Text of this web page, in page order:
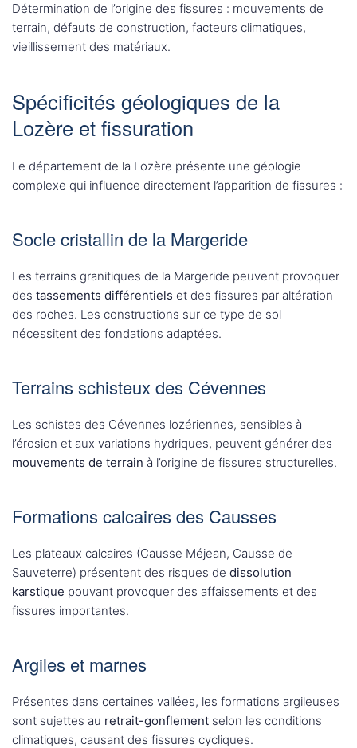
Détermination de l’origine des fissures : mouvements de
terrain, défauts de construction, facteurs climatiques,
vieillissement des matériaux.
Spécificités géologiques de la
Lozère et fissuration
Le département de la Lozère présente une géologie
complexe qui influence directement l’apparition de fissures :
Socle cristallin de la Margeride
Les terrains granitiques de la Margeride peuvent provoquer
des tassements différentiels et des fissures par altération
des roches. Les constructions sur ce type de sol
nécessitent des fondations adaptées.
Terrains schisteux des Cévennes
Les schistes des Cévennes lozériennes, sensibles à
l’érosion et aux variations hydriques, peuvent générer des
mouvements de terrain à l’origine de fissures structurelles.
Formations calcaires des Causses
Les plateaux calcaires (Causse Méjean, Causse de
Sauveterre) présentent des risques de dissolution
karstique pouvant provoquer des affaissements et des
fissures importantes.
Argiles et marnes
Présentes dans certaines vallées, les formations argileuses
sont sujettes au retrait-gonflement selon les conditions
climatiques, causant des fissures cycliques.